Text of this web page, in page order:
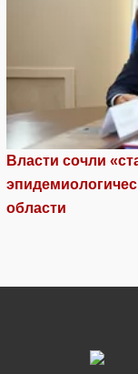
Власти сочли
области